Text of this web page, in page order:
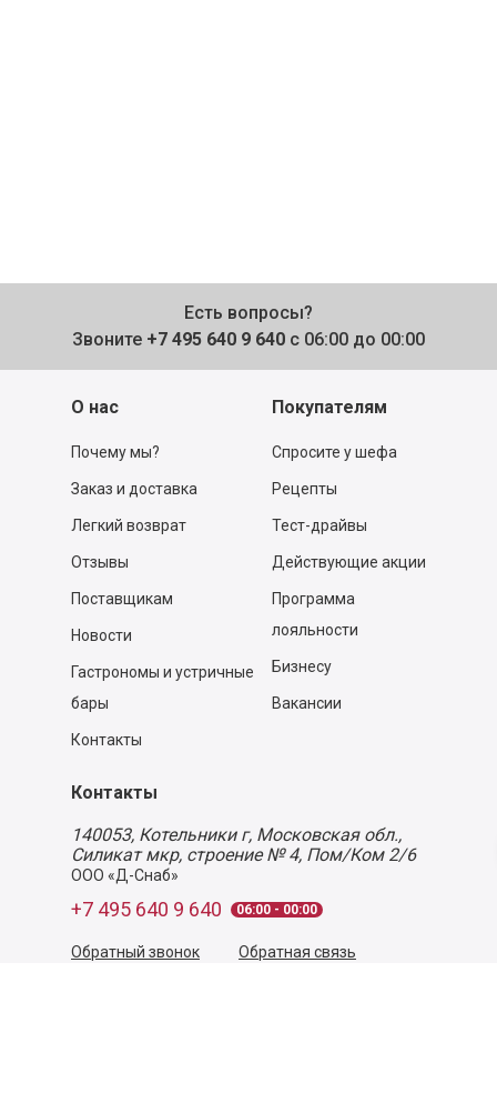
Есть вопросы?
Звоните +7 495 640 9 640 с 06:00 до 00:00
О нас
Почему мы?
Заказ и доставка
Легкий возврат
Отзывы
Поставщикам
Новости
Гастрономы и устричные
бары
Контакты
Покупателям
Спросите у шефа
Рецепты
Тест-драйвы
Действующие акции
Программа
лояльности
Бизнесу
Вакансии
Контакты
140053, Котельники г, Московская обл.,
Силикат мкр, строение № 4, Пом/Ком 2/6
ООО «Д-Снаб»
+7 495 640 9 640 06:00 - 00:00
Обратный звонок Обратная связь